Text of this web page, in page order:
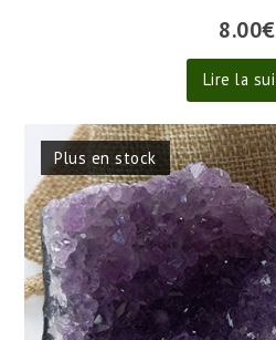
8.00€
Lire la
Plus en stock